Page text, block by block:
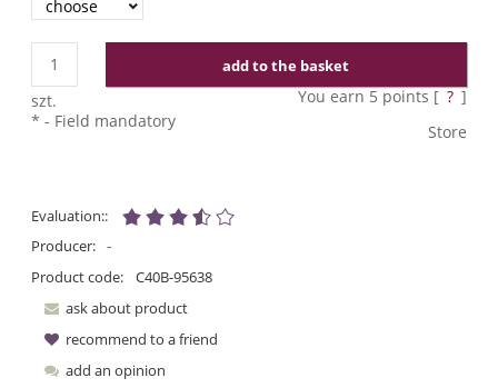
szt.
add to the basket
You earn 5 points [ ? ]
Store
* - Field mandatory
Evaluation::
Producer: -
Product code:
C40B-95638
ask about product
recommend to a friend
add an opinion